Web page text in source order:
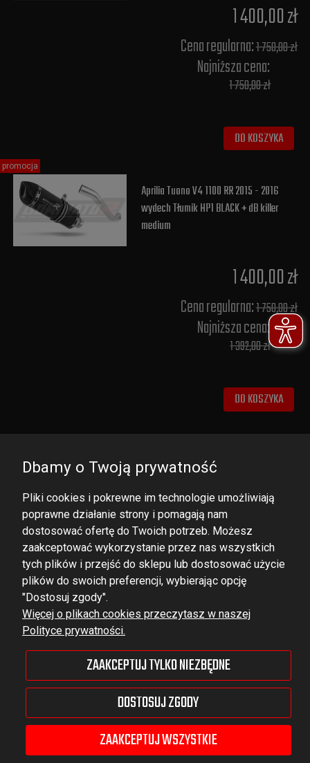
1 400,00 zł
Cena regularna:1 750,00 zł
Najniższa cena:
1 750,00 zł
DO KOSZYKA
Aprilia Tuono V4 1100 RR 2015 - 2016
wydech Tłumik HP1 BLACK + dB killer
medium
1 400,00 zł
Cena regularna:1 750,00 zł
Najniższa cena:
1 392,00 zł
DO KOSZYKA
promocja
DOMINATOR GROUP Sp. z o.o.
Ludowa 59, 43-514 Kaniów,
POLAND
VAT ID No.: 6521751083
dominator@dominator.pl
© Copyright 2022 | Dominator Group Sp. z o. o.
Dbamy o Twoją prywatność
Pliki cookies i pokrewne im technologie umożliwiają
poprawne działanie strony i pomagają nam
dostosować ofertę do Twoich potrzeb. Możesz
zaakceptować wykorzystanie przez nas wszystkich
tych plików i przejść do sklepu lub dostosować użycie
plików do swoich preferencji, wybierając opcję
"Dostosuj zgody".
Więcej o plikach cookies przeczytasz w naszej
Polityce prywatności.
ZAAKCEPTUJ TYLKO NIEZBĘDNE
DOSTOSUJ ZGODY
ZAAKCEPTUJ WSZYSTKIE